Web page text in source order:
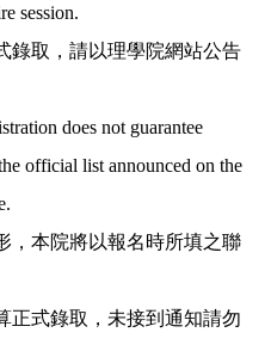
session.
錄取，請以理學院網站公告
does not guarantee
official list announced on the
，本院將以報名時所填之聯
正式錄取，未接到通知請勿